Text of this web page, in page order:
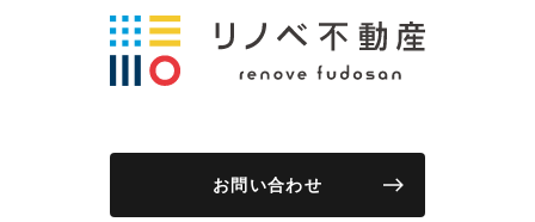
お問い合わせ